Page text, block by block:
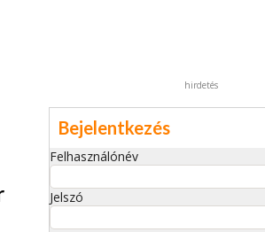
hirdetés
Bejelentkezés
Felhasználónév
Jelszó